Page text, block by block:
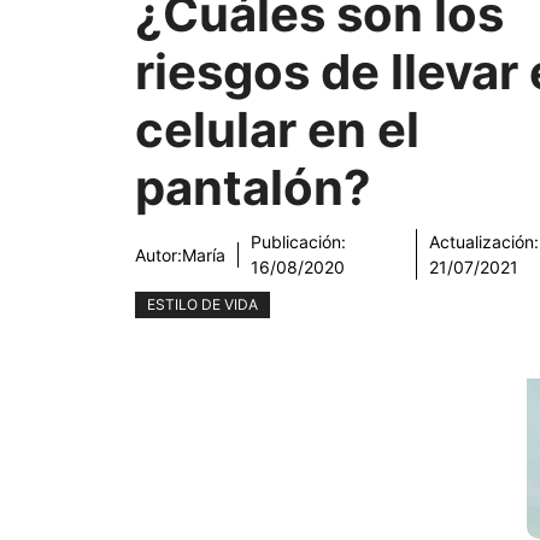
¿Cuáles son los
riesgos de llevar
celular en el
pantalón?
Autor:María
Publicación:
16/08/2020
Actualización:
21/07/2021
ESTILO DE VIDA